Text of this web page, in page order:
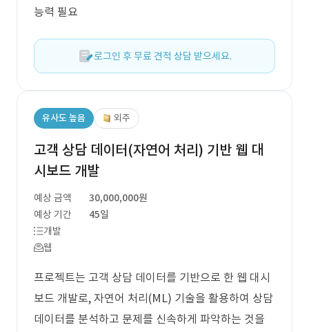
능력 필요
로그인 후 무료 견적 상담 받으세요.
유사도 높음 외주
고객 상담 데이터(자연어 처리) 기반 웹 대
시보드 개발
예상 금액
30,000,000원
예상 기간
45일
개발
웹
프로젝트는 고객 상담 데이터를 기반으로 한 웹 대시
보드 개발로, 자연어 처리(ML) 기술을 활용하여 상담
데이터를 분석하고 문제를 신속하게 파악하는 것을